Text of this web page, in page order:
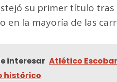
su primer título
en la mayoría de las
interesar Atlético
histórico